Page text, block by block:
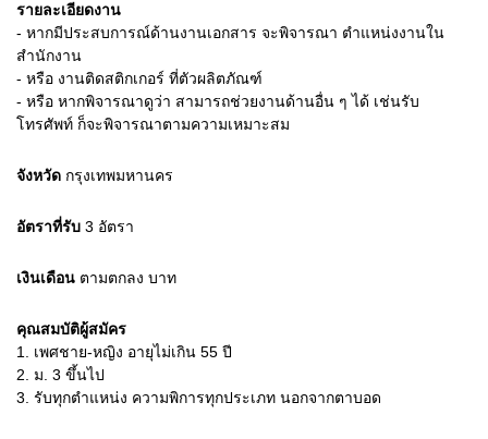
รายละเอียดงาน
- หากมีประสบการณ์ด้านงานเอกสาร จะพิจารณา ตำแหน่งงานใน
สำนักงาน
- หรือ งานติดสติกเกอร์ ที่ตัวผลิตภัณฑ์
- หรือ หากพิจารณาดูว่า สามารถช่วยงานด้านอื่น ๆ ได้ เช่นรับ
โทรศัพท์ ก็จะพิจารณาตามความเหมาะสม
จังหวัด กรุงเทพมหานคร
อัตราที่รับ 3 อัตรา
เงินเดือน ตามตกลง บาท
คุณสมบัติผู้สมัคร
1.
เพศชาย-หญิง อายุไม่เกิน 55 ปี
2. ม. 3 ขึ้นไป
3. รับทุกตำแหน่ง ความพิการทุกประเภท นอกจากตาบอด